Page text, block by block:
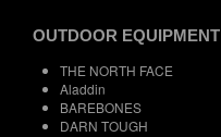
OUTDOOR EQUIPMENT
THE NORTH FACE
Aladdin
BAREBONES
DARN TOUGH